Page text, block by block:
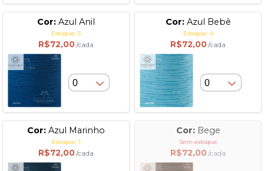
Cor: Azul Anil
Estoque: 3
R$72,00 /cada
Cor:Azul Bebê
Estoque: 4
R$72,00 /cada
Cor: Azul Marinho
Estoque: 1
R$72,00 /cada
Cor:Bege
Sem estoque
R$72,00 /cada